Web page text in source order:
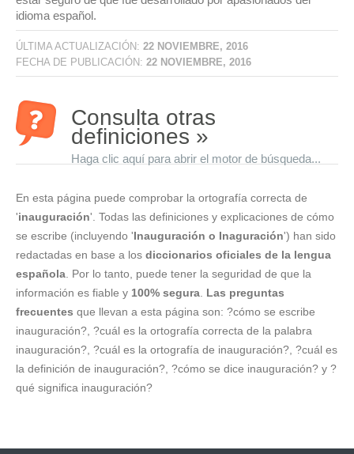
idioma español.
ÚLTIMA ACTUALIZACIÓN: 22 NOVIEMBRE, 2016
FECHA DE PUBLICACIÓN: 22 NOVIEMBRE, 2016
Consulta otras
definiciones »
Haga clic aquí para abrir el motor de búsqueda...
En esta página puede comprobar la ortografía correcta de
'inauguración'. Todas las definiciones y explicaciones de cómo
se escribe (incluyendo 'Inauguración o Inaguración') han sido
redactadas en base a los diccionarios oficiales de la lengua
española . Por lo tanto, puede tener la seguridad de que la
información es fiable y 100% segura Las preguntas
frecuentes que llevan a esta página son: ?cómo se escribe
inauguración?, ?cuál es la ortografía correcta de la palabra
inauguración?, ?cuál es la ortografía de inauguración?, ?cuál es
la definición de inauguración?, ?cómo se dice inauguración? y ?
qué significa inauguración?